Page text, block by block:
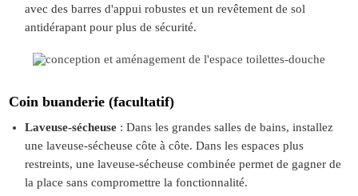
avec des barres d'appui robustes et un revêtement de sol
antidérapant pour plus de sécurité.
Coin buanderie (facultatif)
Laveuse-sécheuse : Dans les grandes salles de bains, installez
une laveuse-sécheuse côte à côte. Dans les espaces plus
restreints, une laveuse-sécheuse combinée permet de gagner de
la place sans compromettre la fonctionnalité.